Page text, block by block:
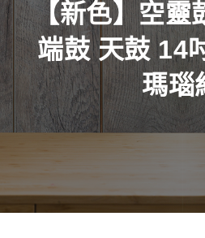
【新色】空靈
端鼓 天鼓 14
瑪瑙